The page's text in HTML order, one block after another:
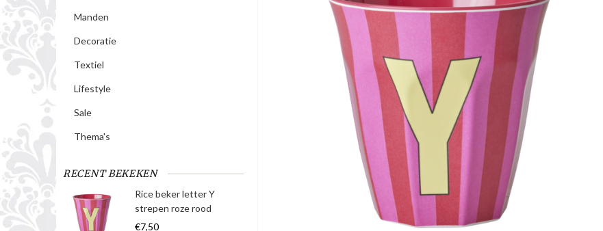
Manden
Decoratie
Textiel
Lifestyle
Sale
Thema's
RECENT BEKEKEN
Rice beker letter Y
strepen roze rood
€7,50